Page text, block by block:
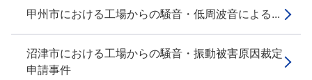
甲州市における工場からの騒音・低周波音による...
沼津市における工場からの騒音・振動被害原因裁定
申請事件